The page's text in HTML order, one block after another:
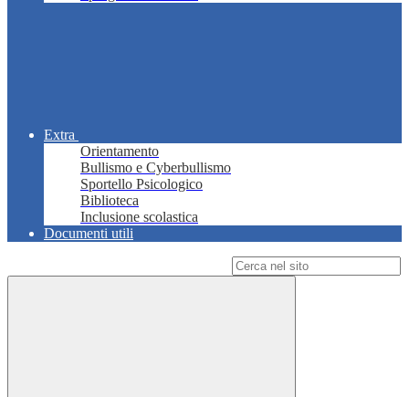
Extra
Orientamento
Bullismo e Cyberbullismo
Sportello Psicologico
Biblioteca
Inclusione scolastica
Documenti utili